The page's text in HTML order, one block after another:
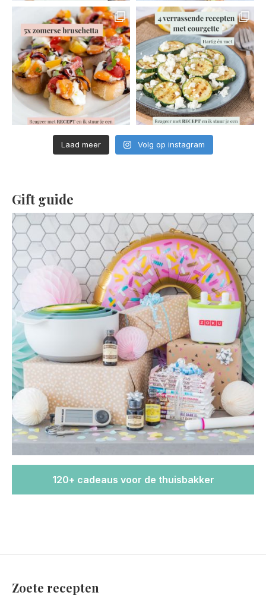
Laad meer Volg op instagram
Gift guide
120+ cadeaus voor de thuisbakker
Zoete recepten